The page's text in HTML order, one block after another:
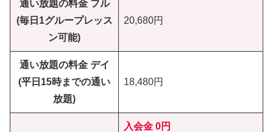
通い放題の料金 フル
(毎日1グループレッス
ン可能)
20,680円
通い放題の料金 デイ
(平日15時までの通い
放題)
18,480円
入会金 0円